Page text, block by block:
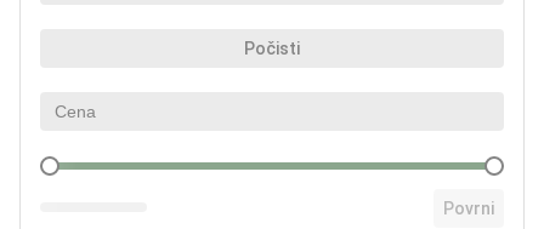
Počisti
Cena
Cena
Povrni